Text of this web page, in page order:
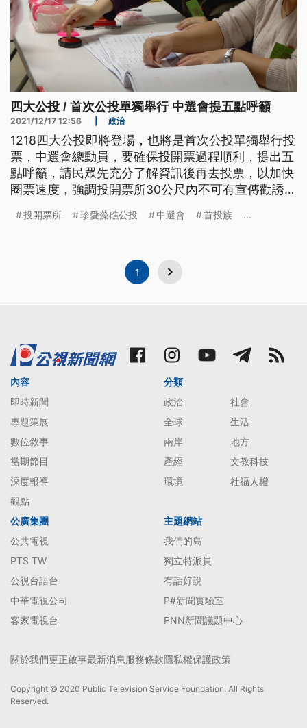
四大公投 / 首次公投單獨舉行 中選會提五點呼籲
2021/12/17 12:56 政治
1218四大公投即將登場，也將是首次公投單獨舉行投
票，中選會總動員，要確保投開票過程順利，提出五
點呼籲，請民眾先充分了解資訊後再去投票，以加快
圈票速度，強調投開票所30公尺內不可有宣傳勸誘等
投開票所 珍愛藻礁公投 中選會 首投族 ...
1
內容
即時新聞
專題策展
數位敘事
當期節目
深度報導
觀點
分類
政治
社會
全球
生活
兩岸
地方
產經
文教科技
環境
社福人權
公廣集團
公共電視
PTS TW
公視台語台
中華電視公司
客家電視台
主題網站
我們的島
獨立特派員
有話好說
P#新聞實驗室
PNN新聞議題中心
關於我們更正啟事最新消息服務條款隱私權保護政策
Copyright © 2020 Public Television Service Foundation. All Rights
Reserved.